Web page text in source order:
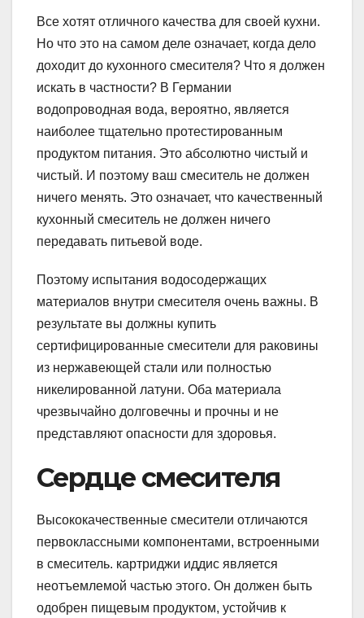
Все хотят отличного качества для своей кухни.
Но что это на самом деле означает, когда дело
доходит до кухонного смесителя? Что я должен
искать в частности? В Германии
водопроводная вода, вероятно, является
наиболее тщательно протестированным
продуктом питания. Это абсолютно чистый и
чистый. И поэтому ваш смеситель не должен
ничего менять. Это означает, что качественный
кухонный смеситель не должен ничего
передавать питьевой воде.
Поэтому испытания водосодержащих
материалов внутри смесителя очень важны. В
результате вы должны купить
сертифицированные смесители для раковины
из нержавеющей стали или полностью
никелированной латуни. Оба материала
чрезвычайно долговечны и прочны и не
представляют опасности для здоровья.
Сердце смесителя
Высококачественные смесители отличаются
первоклассными компонентами, встроенными
в смеситель. картриджи иддис является
неотъемлемой частью этого. Он должен быть
одобрен пищевым продуктом, устойчив к